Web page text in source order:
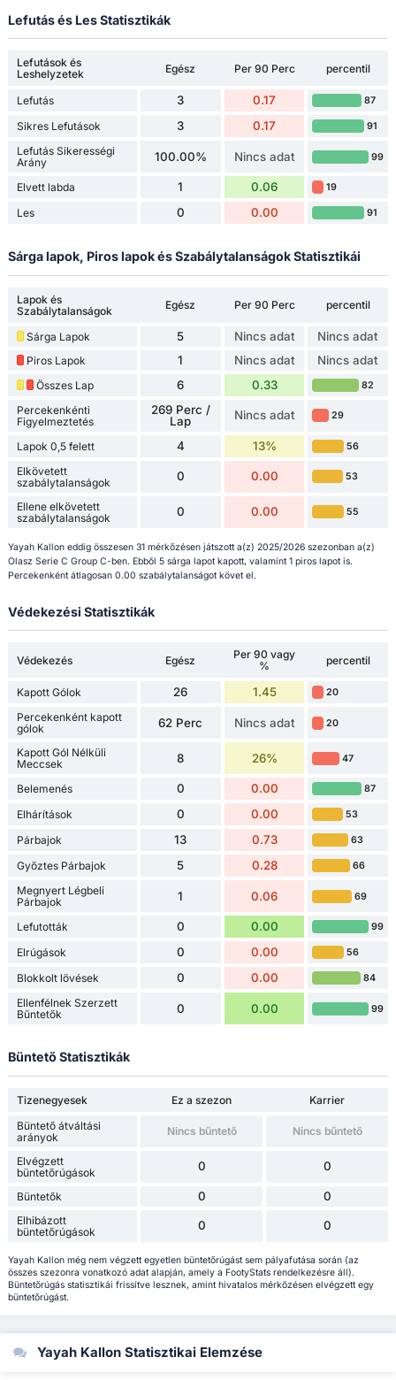
Lefutás és Les Statisztikák
Lefutások és
Leshelyzetek
Egész Per 90 Perc percentil
Lefutás 3 0.17 87
Sikres Lefutások 3 0.17 91
Lefutás Sikerességi
Arány
100.00% Nincs adat 99
Elvett labda 1 0.06 19
Les 0 0.00 91
Sárga lapok, Piros lapok és Szabálytalanságok Statisztikái
Lapok és
Szabálytalanságok
Egész Per 90 Perc percentil
Sárga Lapok 5 Nincs adat Nincs adat
Piros Lapok 1 Nincs adat Nincs adat
Összes Lap 6 0.33 82
Percekenkénti
Figyelmeztetés
269 Perc /
Lap
Nincs adat 29
Lapok 0,5 felett 4 13% 56
Elkövetett
szabálytalanságok
0 0.00 53
Ellene elkövetett
szabálytalanságok
0 0.00 55
Yayah Kallon eddig összesen 31 mérkőzésen játszott a(z) 2025/2026 szezonban a(z)
Olasz Serie C Group C-ben. Ebből 5 sárga lapot kapott, valamint 1 piros lapot is.
Percekenként átlagosan 0.00 szabálytalanságot követ el.
Védekezési Statisztikák
Védekezés Egész
Per 90 vagy
%
percentil
Kapott Gólok 26 1.45 20
Percekenként kapott
gólok
62 Perc Nincs adat 20
Kapott Gól Nélküli
Meccsek
8 26% 47
Belemenés 0 0.00 87
Elhárítások 0 0.00 53
Párbajok 13 0.73 63
Győztes Párbajok 5 0.28 66
Megnyert Légbeli
Párbajok
1 0.06 69
Lefutották 0 0.00 99
Elrúgások 0 0.00 56
Blokkolt lövések 0 0.00 84
Ellenfélnek Szerzett
Bűntetők
0 0.00 99
Büntető Statisztikák
Tizenegyesek Ez a szezon
Karrier
Büntető átváltási
arányok
Nincs bűntető Nincs bűntető
Elvégzett
büntetőrúgások
0 0
Büntetők 0 0
Elhibázott
büntetőrúgások
0 0
Yayah Kallon még nem végzett egyetlen büntetőrúgást sem pályafutása során (az
összes szezonra vonatkozó adat alapján, amely a FootyStats rendelkezésre áll).
Büntetőrúgás statisztikái frissítve lesznek, amint hivatalos mérkőzésen elvégzett egy
büntetőrúgást.
Yayah Kallon Statisztikai Elemzése